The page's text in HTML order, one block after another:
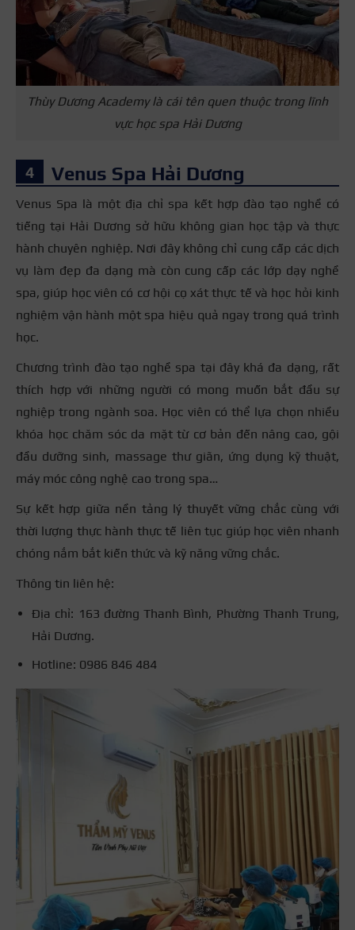
Thùy Dương Academy là cái tên quen thuộc trong lĩnh
vực học spa Hải Dương
Venus Spa Hải Dương
Venus Spa là một địa chỉ spa kết hợp đào tạo nghề có
tiếng tại Hải Dương sở hữu không gian học tập và thực
hành chuyên nghiệp. Nơi đây không chỉ cung cấp các dịch
vụ làm đẹp đa dạng mà còn cung cấp các lớp dạy nghề
spa, giúp học viên có cơ hội cọ xát thực tế và học hỏi kinh
nghiệm vận hành một spa hiệu quả ngay trong quá trình
học.
Chương trình đào tạo nghề spa tại đây khá đa dạng, rất
thích hợp với những người có mong muốn bắt đầu sự
nghiệp trong ngành soa. Học viên có thể lựa chọn nhiều
khóa học chăm sóc da mặt từ cơ bản đến nâng cao, gội
đầu dưỡng sinh, massage thư giãn, ứng dụng kỹ thuật,
máy móc công nghệ cao trong spa…
Sự kết hợp giữa nền tảng lý thuyết vững chắc cùng với
thời lượng thực hành thực tế liên tục giúp học viên nhanh
chóng nắm bắt kiến thức và kỹ năng vững chắc.
Thông tin liên hệ:
Địa chỉ: 163 đường Thanh Bình, Phường Thanh Trung,
Hải Dương.
Hotline: 0986 846 484